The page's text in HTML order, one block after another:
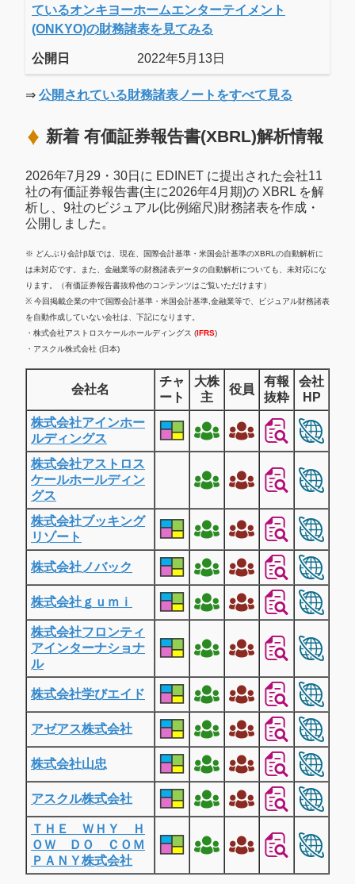
ているオンキヨーホームエンターテイメント
(ONKYO)の財務諸表を見てみる
公開日 2022年5月13日
⇒ 公開されている財務諸表ノートをすべて見る
新着 有価証券報告書(XBRL)解析情報
2026年7月29・30日に EDINET に提出された会社11
社の有価証券報告書(主に2026年4月期)の XBRL を解
析し、9社のビジュアル(比例縮尺)財務諸表を作成・
公開しました。
※ どんぶり会計β版では、現在、国際会計基準・米国会計基準のXBRLの自動解析に
は未対応です。また、金融業等の財務諸表データの自動解析についても、未対応にな
ります。（有価証券報告書抜粋他のコンテンツはご覧いただけます）
※ 今回掲載企業の中で国際会計基準・米国会計基準,金融業等で、ビジュアル財務諸表
を自動作成していない会社は、下記になります。
・株式会社アストロスケールホールディングス (IFRS)
・アスクル株式会社 (日本)
会社名
チャ
ート
大株
主
役員
有報
抜粋
会社
HP
株式会社アインホー
ルディングス
株式会社アストロス
ケールホールディン
グス
株式会社ブッキング
リゾート
株式会社ノバック
株式会社ｇｕｍｉ
株式会社フロンティ
アインターナショナ
ル
株式会社学びエイド
アゼアス株式会社
株式会社山忠
アスクル株式会社
ＴＨＥ ＷＨＹ Ｈ
ＯＷ ＤＯ ＣＯＭ
ＰＡＮＹ株式会社